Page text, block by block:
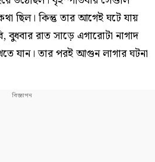
ছিল। কিন্তু তার আগেই ঘটে যায়
বুধবার রাত সাড়ে এগারোটা নাগাদ
যান। তার পরই আগুন লাগার ঘটনা